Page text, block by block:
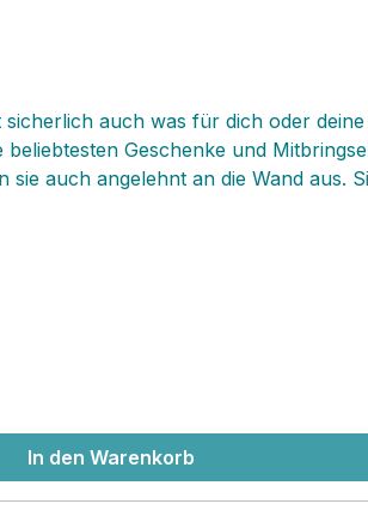
auch was für dich oder
Geschenke und
auch angelehnt an die Wand aus.
In den Warenkorb